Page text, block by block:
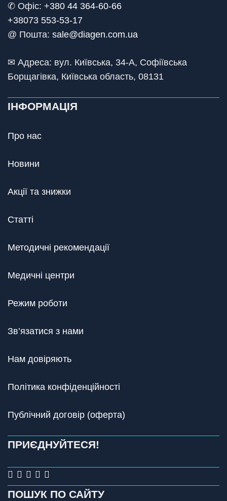
✆ Офіс: +380 44 364-60-66
+38073 553-53-17
@ Пошта: sale@diagen.com.ua
✉ Адреса: вул. Київська, 34-А, Софіївська
Борщагівка, Київська область, 08131
ІНФОРМАЦІЯ
Про нас
Новини
Акції та знижки
Статті
Методичні рекомендації
Медичні центри
Режим роботи
Зв’язатися з нами
Нам довіряють
Політика конфіденційності
Публічний договір (оферта)
ПРИЄДНУЙТЕСЯ!
ПОШУК ПО САЙТУ